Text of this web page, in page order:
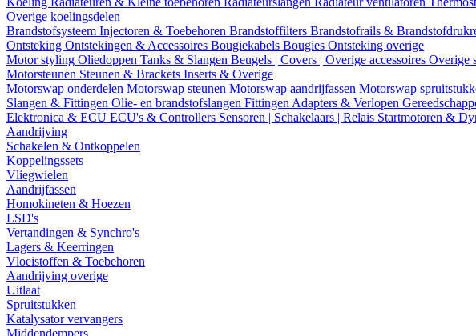
Overige koelingsdelen
Brandstofsysteem Injectoren & Toebehoren Brandstoffilters Brandstofrails &
Ontsteking Ontstekingen & Accessoires Bougiekabels Bougies Ontsteking overige
Motor styling Oliedoppen Tanks & Slangen Beugels | Covers | Overige accessoires Overige
Motorsteunen Steunen & Brackets Inserts & Overige
Motorswap onderdelen Motorswap steunen Motorswap aandrijfassen Motorswap
Slangen & Fittingen Olie- en brandstofslangen Fittingen Adapters & Verlopen
Elektronica & ECU ECU's & Controllers Sensoren | Schakelaars | Relais Startmotoren &
Aandrijving
Schakelen & Ontkoppelen
Koppelingssets
Vliegwielen
Aandrijfassen
Homokineten & Hoezen
LSD's
Vertandingen & Synchro's
Lagers & Keerringen
Vloeistoffen & Toebehoren
Aandrijving overige
Uitlaat
Spruitstukken
Katalysator vervangers
Middendempers